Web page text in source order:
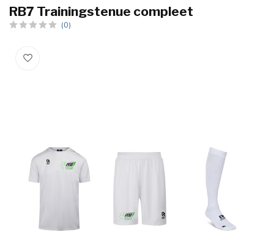
RB7 Trainingstenue compleet
(0)